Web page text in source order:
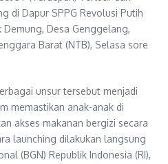
di Dapur SPPG Revolusi Putih
Desa Genggelang,
Barat (NTB), Selasa sore
unsur tersebut menjadi
memastikan anak-anak di
akses makanan bergizi secara
launching dilakukan langsung
(BGN) Republik Indonesia (RI),